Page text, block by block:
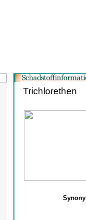
Trichlorethen